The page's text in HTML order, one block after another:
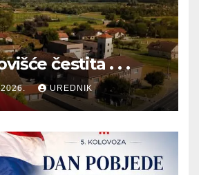
čestita . . .
2026. UREDNIK